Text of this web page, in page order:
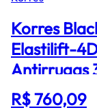
Korres
Elastilift-
Antirrugas
R$ 760,09